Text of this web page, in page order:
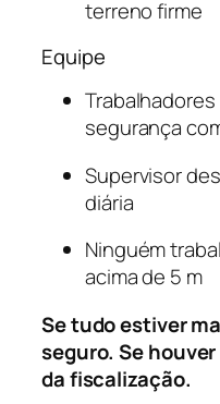
terreno firme
Equipe
segurança
Supervisor
diária
Ninguém
acima de 5 m
Se tudo estiver
seguro. Se houver
da fiscalização.